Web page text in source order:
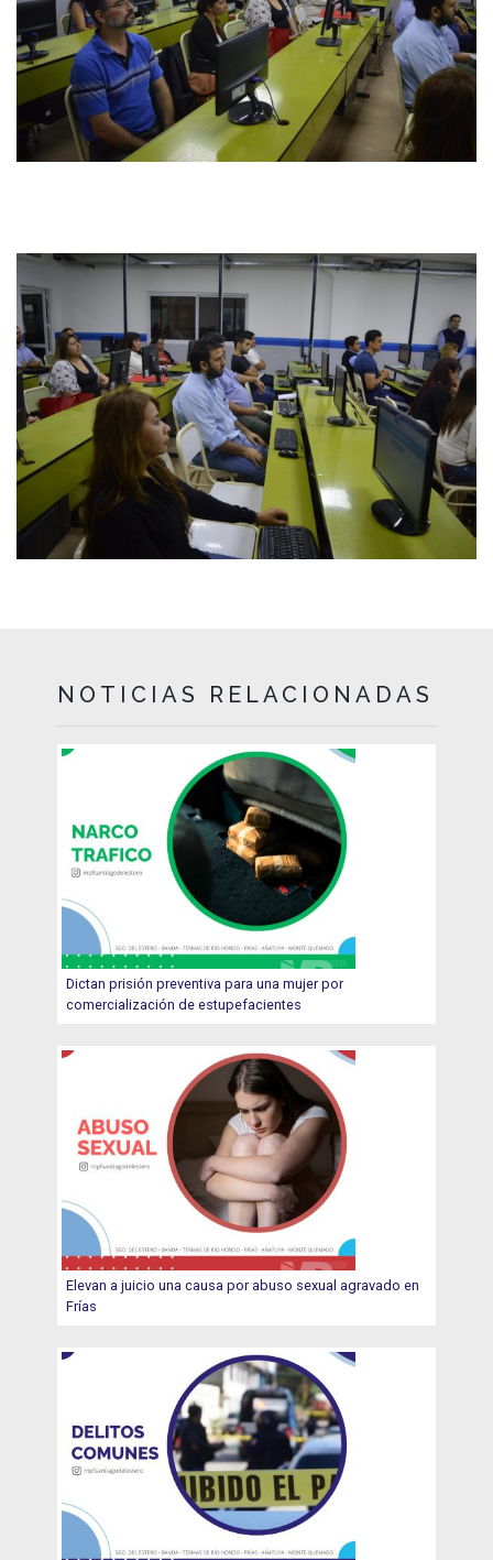
NOTICIAS RELACIONADAS
Dictan prisión preventiva para una mujer por
comercialización de estupefacientes
Elevan a juicio una causa por abuso sexual agravado en
Frías